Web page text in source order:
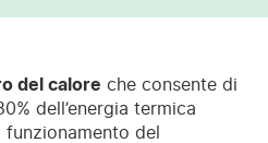
del calore che consente di
dell’energia termica
del